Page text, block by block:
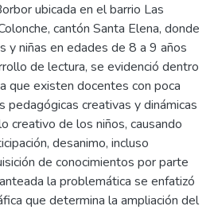
ubicada en el barrio Las
cantón Santa Elena, donde
y niñas en edades de 8 a 9 años
de lectura, se evidenció dentro
que existen docentes con poca
pedagógicas creativas y dinámicas
creativo de los niños, causando
desanimo, incluso
de conocimientos por parte
la problemática se enfatizó
que determina la ampliación del